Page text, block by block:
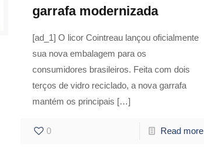
garrafa modernizada
[ad_1] O licor Cointreau lançou oficialmente
sua nova embalagem para os
consumidores brasileiros. Feita com dois
terços de vidro reciclado, a nova garrafa
mantém os principais […]
0 Read more